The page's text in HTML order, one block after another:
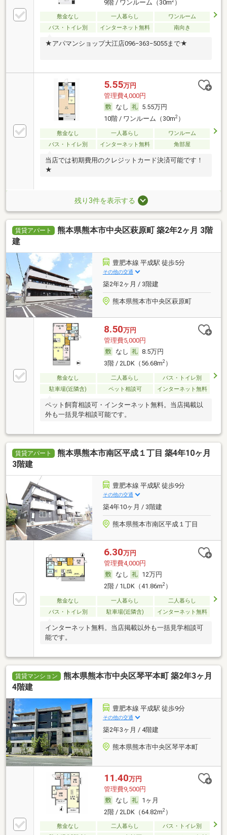
9階 / ワンルーム（30m ）
敷金なし 一人暮らし
ワンルーム
バス・トイレ別
インターネット無料 南向き
★アパマンショップ大江店096−363−5055まで★
5.55万円
管理費4,000円
なし
5.55万円
10階 / ワンルーム（30m2）
敷金なし 一人暮らし
ワンルーム
バス・トイレ別
インターネット無料 角部屋
当店では初期費用のクレジットカード決済可能です！
★
残り3件を表示する
賃貸アパート
熊本県熊本市中央区萩原町 築2年2ヶ月 3階
建
豊肥本線 平成駅 徒歩5分
その他の交通
築2年2ヶ月 / 3階建
熊本県熊本市中央区萩原町
8.50万円
管理費5,000円
なし
8.5万円
3階 / 2LDK（56.68m2）
敷金なし 二人暮らし
バス・トイレ別
駐車場(近隣含)
ペット相談可 インターネット無料
ペット飼育相談可・インターネット無料。当店掲載以
外も一括見学相談可能です。
賃貸アパート
熊本県熊本市南区平成１丁目 築4年10ヶ月
3階建
豊肥本線 平成駅 徒歩9分
その他の交通
築4年10ヶ月 / 3階建
熊本県熊本市南区平成１丁目
6.30万円
管理費4,000円
なし
12万円
2階 / 1LDK（41.86m2）
敷金なし 一人暮らし
二人暮らし
バス・トイレ別
駐車場(近隣含) インターネット無料
インターネット無料。当店掲載以外も一括見学相談可
能です。
賃貸マンション
熊本県熊本市中央区琴平本町 築2年3ヶ月
4階建
豊肥本線 平成駅 徒歩9分
その他の交通
築2年3ヶ月 / 4階建
熊本県熊本市中央区琴平本町
11.40万円
管理費9,500円
なし
1ヶ月
2階 / 2LDK（64.82m2）
敷金なし 二人暮らし
バス・トイレ別